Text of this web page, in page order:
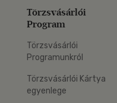
Törzsvásárlói
Program
Törzsvásárlói
Programunkról
Törzsvásárlói Kártya
egyenlege